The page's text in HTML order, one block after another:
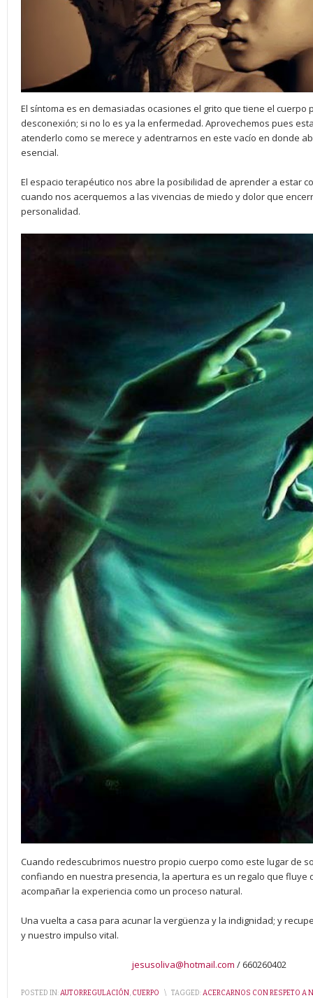
El síntoma es en demasiadas ocasiones el grito que tiene el
desconexión; si no lo es ya la enfermedad. Aprovechemos pues
atenderlo como se merece y adentrarnos en este vacío en donde
esencial.
El espacio terapéutico nos abre la posibilidad de aprender a estar
cuando nos acerquemos a las vivencias de miedo y dolor que
personalidad.
Cuando redescubrimos nuestro propio cuerpo como este lugar de
confiando en nuestra presencia, la apertura es un regalo que fluye
acompañar la experiencia como un proceso natural.
Una vuelta a casa para acunar la vergüenza y la indignidad; y
y nuestro impulso vital.
jesusoliva@hotmail.com / 660260402
POSTED IN:AUTORREGULACIÓN, CUERPO \ TAGGED:ACERCARNOS CON RESPETO A